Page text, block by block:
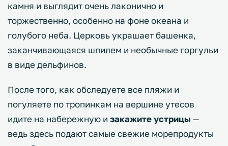
камня и выглядит очень лаконично и
торжественно, особенно на фоне океана и
голубого неба. Церковь украшает башенка,
заканчивающаяся шпилем и необычные горгульи
в виде дельфинов.
После того, как обследуете все пляжи и
погуляете по тропинкам на вершине утесов
идите на набережную и закажите устрицы —
ведь здесь подают самые свежие морепродукты